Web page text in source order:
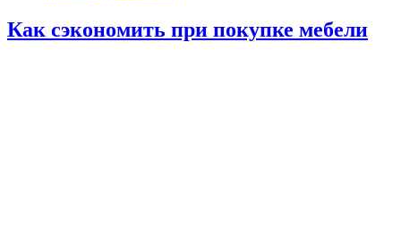
Как сэкономить при покупке мебели